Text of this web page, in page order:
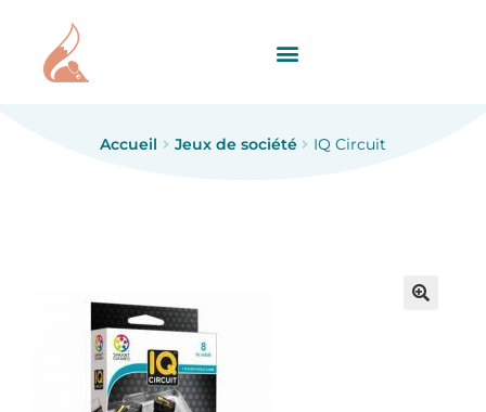
Accueil Jeux de société IQ Circuit